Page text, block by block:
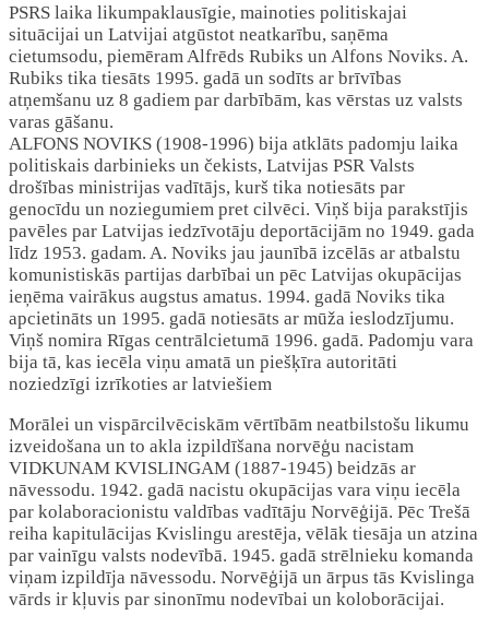
PSRS laika likumpaklausīgie, mainoties politiskajai
situācijai un Latvijai atgūstot neatkarību, saņēma
cietumsodu, piemēram Alfrēds Rubiks un Alfons Noviks. A.
Rubiks tika tiesāts 1995. gadā un sodīts ar brīvības
atņemšanu uz 8 gadiem par darbībām, kas vērstas uz valsts
varas gāšanu.
ALFONS NOVIKS (1908-1996) bija atklāts padomju laika
politiskais darbinieks un čekists, Latvijas PSR Valsts
drošības ministrijas vadītājs, kurš tika notiesāts par
genocīdu un noziegumiem pret cilvēci. Viņš bija parakstījis
pavēles par Latvijas iedzīvotāju deportācijām no 1949. gada
līdz 1953. gadam. A. Noviks jau jaunībā izcēlās ar atbalstu
komunistiskās partijas darbībai un pēc Latvijas okupācijas
ieņēma vairākus augstus amatus. 1994. gadā Noviks tika
apcietināts un 1995. gadā notiesāts ar mūža ieslodzījumu.
Viņš nomira Rīgas centrālcietumā 1996. gadā. Padomju vara
bija tā, kas iecēla viņu amatā un piešķīra autoritāti
noziedzīgi izrīkoties ar latviešiem
Morālei un vispārcilvēciskām vērtībām neatbilstošu likumu
izveidošana un to akla izpildīšana norvēģu nacistam
VIDKUNAM KVISLINGAM (1887-1945) beidzās ar
nāvessodu. 1942. gadā nacistu okupācijas vara viņu iecēla
par kolaboracionistu valdības vadītāju Norvēģijā. Pēc Trešā
reiha kapitulācijas Kvislingu arestēja, vēlāk tiesāja un atzina
par vainīgu valsts nodevībā. 1945. gadā strēlnieku komanda
viņam izpildīja nāvessodu. Norvēģijā un ārpus tās Kvislinga
vārds ir kļuvis par sinonīmu nodevībai un koloborācijai.